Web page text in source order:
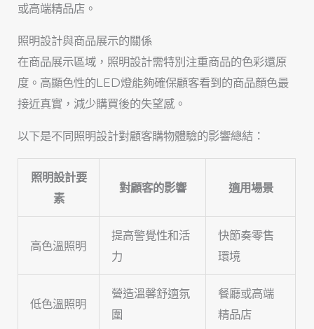
或高端精品店。
照明設計與商品展示的關係
在商品展示區域，照明設計需特別注重商品的色彩還原
度。高顯色性的LED燈能夠確保顧客看到的商品顏色最
接近真實，減少購買後的失望感。
以下是不同照明設計對顧客購物體驗的影響總結：
照明設計要
素
對顧客的影響 適用場景
高色溫照明
提高警覺性和活
力
快節奏零售
環境
低色溫照明
營造溫馨舒適氛
圍
餐廳或高端
精品店